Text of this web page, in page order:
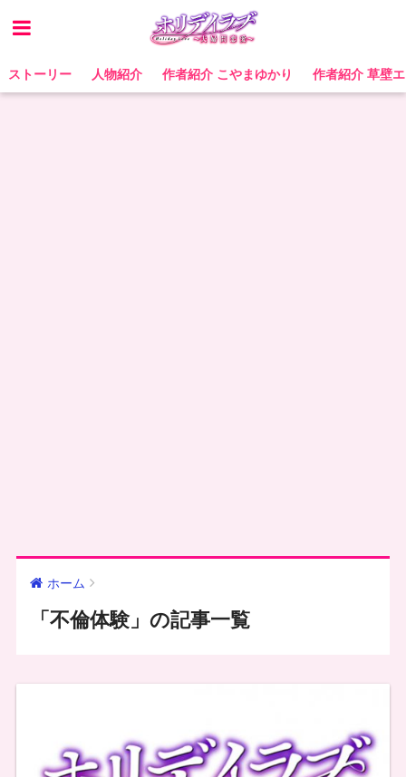
ストーリー 人物紹介 作者紹介 こやまゆかり 作者紹介 草壁
ホーム
「不倫体験」の記事一覧